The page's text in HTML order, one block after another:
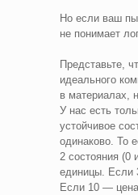
Но если ваш
не понимает
Представьте,
идеального
в материалах,
У нас есть
устойчивое
одинаково. То
2 состояния
единицы. Если
Если 10 —